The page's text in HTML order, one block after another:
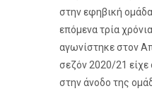
στην εφηβική
επόμενα τρία
αγωνίστηκε στον
σεζόν 2020/21
στην άνοδο της